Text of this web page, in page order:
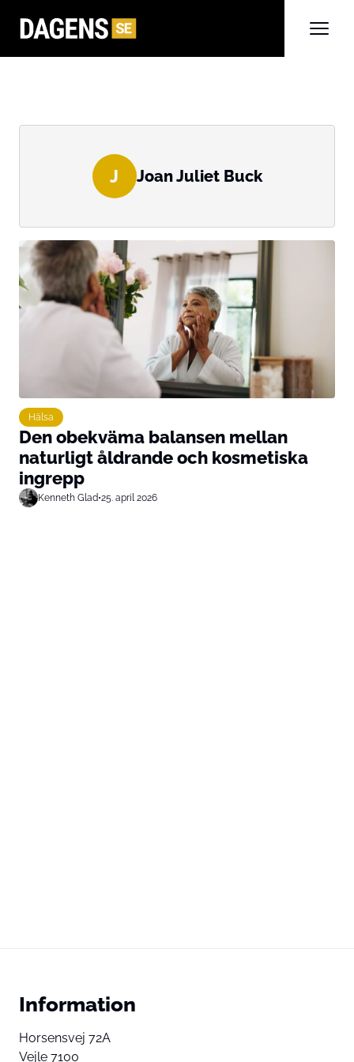
J Joan Juliet Buck
Hälsa
Den obekväma balansen mellan
naturligt åldrande och kosmetiska
ingrepp
Kenneth Glad•25. april 2026
Information
Horsensvej 72A
Vejle 7100